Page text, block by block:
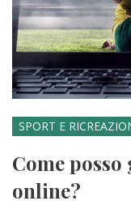
SPORT E
Come
online?